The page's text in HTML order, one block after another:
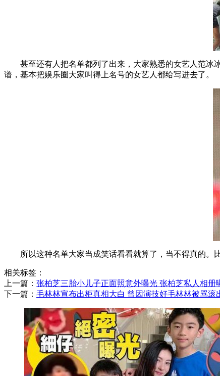
甚至还有人把名单都列了出来，大家熟悉的女艺人范冰
谱，基本把娱乐圈大家叫得上名号的女艺人都给写进去了。
所以这种名单大家当成笑话看看就算了，当不得真的。
相关标签：
上一篇： 张柏芝三胎小儿子正面照意外曝光 张柏芝私人相册
下一篇： 毛林林宣布出柜真相大白 曾因演技好毛林林被骂滚